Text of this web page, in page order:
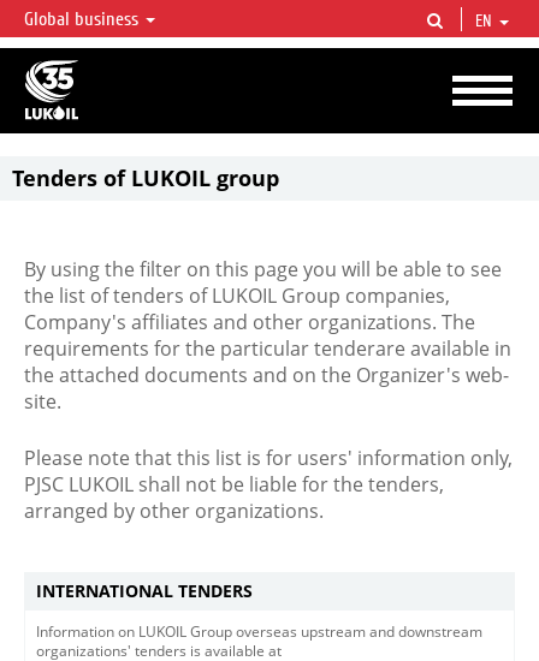
LUKOIL OVERVIEW
LUKOIL is one of the largest oil & gas vertical integrated companies in the world
accounting for over 2% of crude production and circa 1% of proved hydrocarbon
reserves globally.
Global business EN
Tenders of LUKOIL group
By using the filter on this page you will be able to see
the list of tenders of LUKOIL Group companies,
Company's affiliates and other organizations. The
requirements for the particular tenderare available in
the attached documents and on the Organizer's web-
site.
Please note that this list is for users' information only,
PJSC LUKOIL shall not be liable for the tenders,
arranged by other organizations.
INTERNATIONAL TENDERS
Information on LUKOIL Group overseas upstream and downstream
organizations' tenders is available at